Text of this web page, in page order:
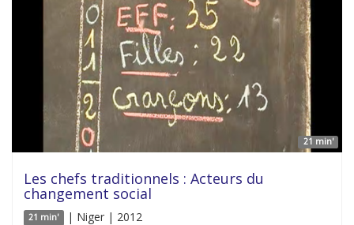
21 min'
Les chefs traditionnels : Acteurs du
changement social
21 min' | Niger | 2012